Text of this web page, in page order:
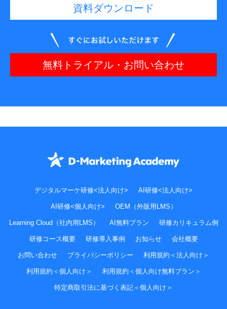
資料ダウンロード
無料トライアル・お問い合わせ
デジタルマーケ研修<法人向け> AI研修<法人向け>
AI研修<個人向け> OEM（外販用LMS）
Learning Cloud（社内用LMS） AI無料プラン 研修カリキュラム例
研修コース概要 研修導入事例 お知らせ 会社概要
お問い合わせ プライバシーポリシー 利用規約＜法人向け＞
利用規約＜個人向け＞ 利用規約＜個人向け無料プラン＞
特定商取引法に基づく表記＜個人向け＞